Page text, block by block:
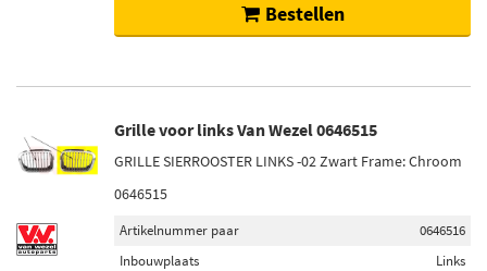
Bestellen
Grille voor links Van Wezel 0646515
GRILLE SIERROOSTER LINKS -02 Zwart Frame: Chroom
0646515
Artikelnummer paar
0646516
Inbouwplaats
Links